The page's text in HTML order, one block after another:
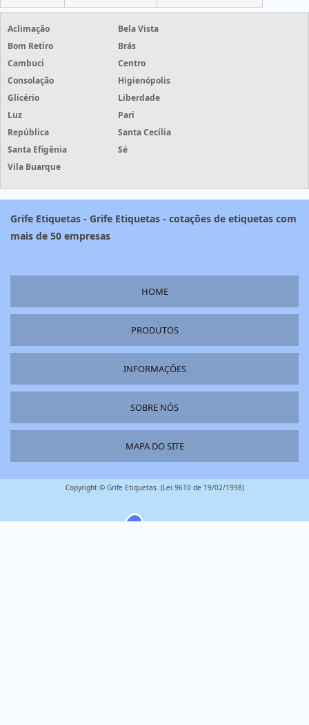
Aclimação
Bela Vista
Bom Retiro
Brás
Cambuci
Centro
Consolação
Higienópolis
Glicério
Liberdade
Luz
Pari
República
Santa Cecília
Santa Efigênia
Sé
Vila Buarque
Grife Etiquetas - Grife Etiquetas - cotações de etiquetas com
mais de 50 empresas
HOME
PRODUTOS
INFORMAÇÕES
SOBRE NÓS
MAPA DO SITE
Copyright © Grife Etiquetas. (Lei 9610 de 19/02/1998)